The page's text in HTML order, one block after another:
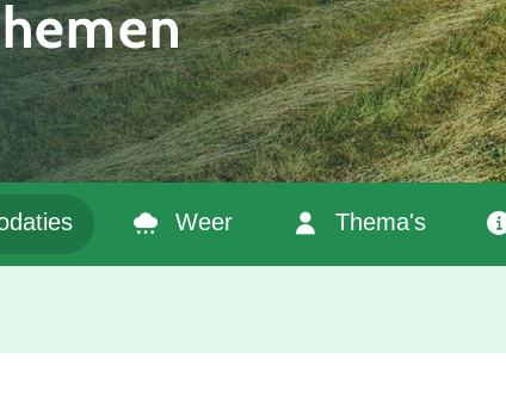
Weer Thema's